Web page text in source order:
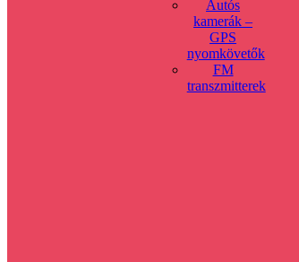
Autós
kamerák –
GPS
nyomkövetők
FM
transzmitterek